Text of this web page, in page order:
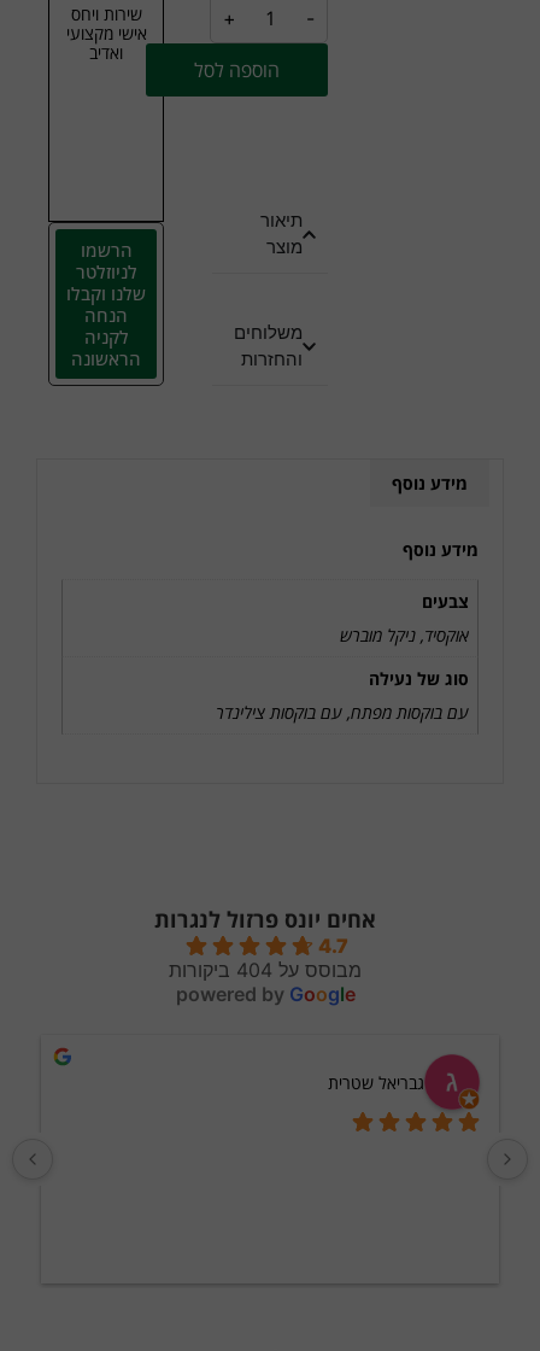
שירות ויחס
אישי מקצועי
ואדיב
הרשמו
לניוזלטר
שלנו וקבלו
הנחה
לקניה
הראשונה
-
+
הוספה לסל
תיאור
מוצר
משלוחים
והחזרות
מידע נוסף
מידע נוסף
צבעים
אוקסיד, ניקל מוברש
סוג של נעילה
עם בוקסות מפתח, עם בוקסות צילינדר
אחים יונס פרזול לנגרות
4.7
מבוסס על 404 ביקורות
powered by Google
גבריאל שטרית